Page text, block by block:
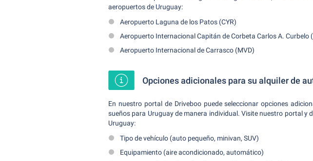
aeropuertos de Uruguay:
Aeropuerto Laguna de los Patos (CYR)
Aeropuerto Internacional Capitán de Corbeta Carlos A. Curbelo
Aeropuerto Internacional de Carrasco (MVD)
Opciones adicionales para su alquiler de
En nuestro portal de Driveboo puede seleccionar opciones
sueños para Uruguay de manera individual. Visite nuestro portal y
Uruguay:
Tipo de vehículo (auto pequeño, minivan, SUV)
Equipamiento (aire acondicionado, automático)